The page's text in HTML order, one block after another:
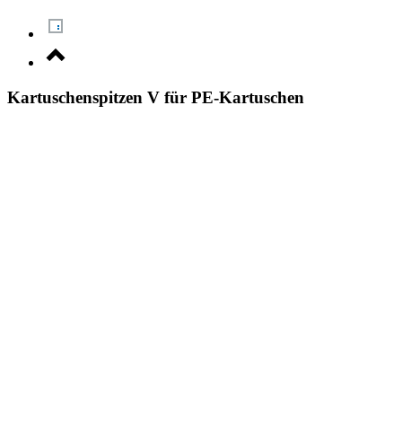
Kartuschenspitzen V für PE-Kartuschen